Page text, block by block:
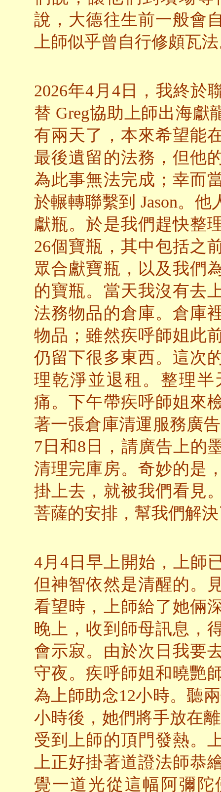
說，大德往生前一般會
上師似乎曾自行修頗瓦
2026年4月4日，我終於
替 Greg協助上師出海獻
有兩天了，本來希望能
最後遺留的法務，但他
為此事無法完成；幸而
於輾轉聯繫到 Jason。
獻瓶。於是我們趕快整
26個寶瓶，其中包括之
眾合獻寶瓶，以及我們
的寶瓶。當天我沒有去
法務物品的倉庫。倉庫
物品；雖然疾呼師姐此
仍留下很多東西。這次
理乾淨並退租。整理
痛。下午帶疾呼師姐來
著一張倉庫清運服務廣
7日和8日，請廣告上的
清理完庫房。奇妙的是
掛上去，就被我們看見
菩薩的安排，幫我們解
4月4日早上開始，上師
但神智依然是清醒的。
看望時，上師給了她倆
晚上，收到師母訊息，
會示寂。由於次日我要
守夜。疾呼師姐和曉艷
為上師助念12小時。聽
小時後，她們將手放在
受到上師的頂門發熱。
上正好掛著道證法師恭
覺一道光從這幅阿彌